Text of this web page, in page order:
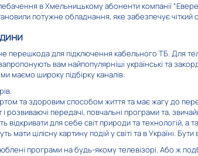
фільм Ми - Україна+
Перший
в Хмельницькому абоненти компанії
потужне обладнання, яке забезпечує
перешкода для підключення кабельного ТБ. Для
вам найпопулярніші українські та
маємо широку підбірку каналів:
та здоровим способом життя та має жагу до
розвиваючі передачі, повчальні програми та,
відкривати для себе світ природи та технологій, а
мати цілісну картину подій у світі та в Україні.
програми на будь-якому телевізорі. Або ж